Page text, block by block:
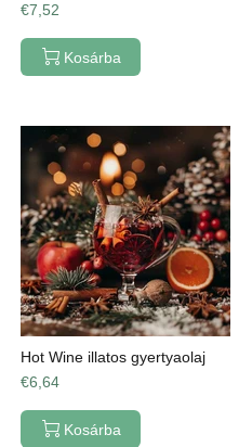
€7,52
Kosárba
Hot Wine illatos gyertyaolaj
€6,64
Kosárba